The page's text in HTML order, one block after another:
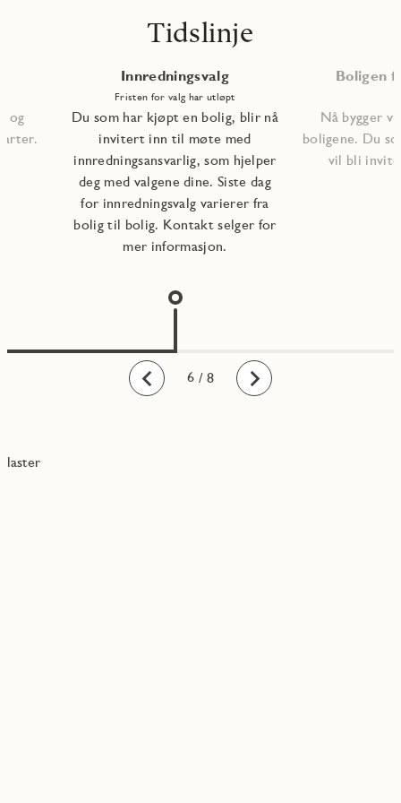
Tidslinje
Bakover
og
Innredningsvalg
Fristen for valg har utløpt
Du som har kjøpt en bolig, blir nå
invitert inn til møte med
innredningsansvarlig, som hjelper
deg med valgene dine. Siste dag
for innredningsvalg varierer fra
bolig til bolig. Kontakt selger for
mer informasjon.
Boligen
Nå bygger
boligene. Du
vil bli
Fremover
1
2
3
4
5
6
7
8 / 8
laster